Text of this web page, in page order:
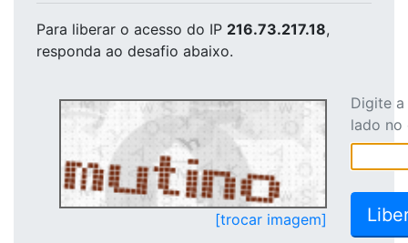
Para liberar o acesso do IP 216.73.217.18,
responda ao desafio abaixo.
[trocar imagem]
Digite
lado no